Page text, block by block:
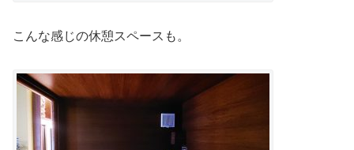
こんな感じの休憩スペースも。